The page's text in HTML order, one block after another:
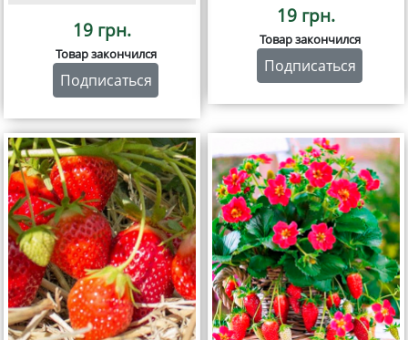
19 грн.
Товар закончился
Подписаться
19 грн.
Товар закончился
Подписаться